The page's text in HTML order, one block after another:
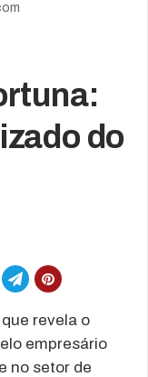
do
revela o
empresário
no setor de